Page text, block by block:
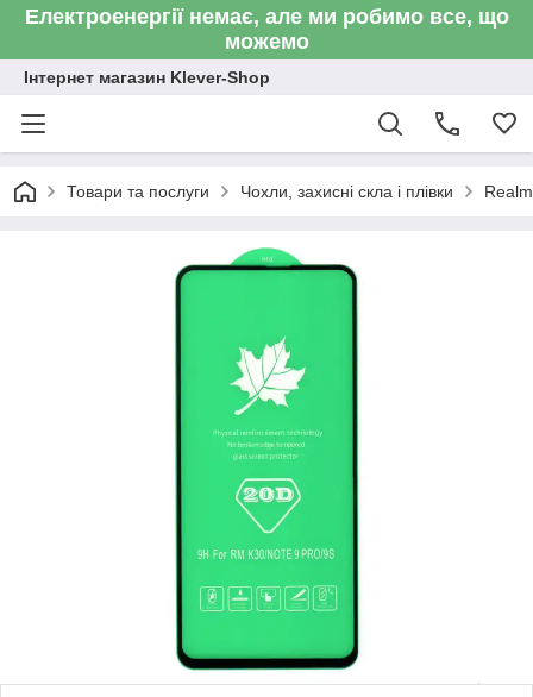
Електроенергії немає, але ми робимо все, що
можемо
Інтернет магазин Klever-Shop
Товари та послуги Чохли, захисні скла і плівки